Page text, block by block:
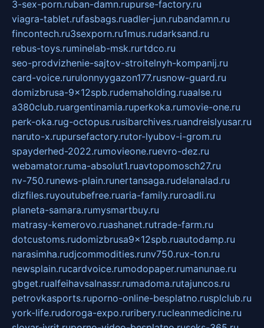
3-sex-porn.ruban-damn.rupurse-factory.ru
viagra-tablet.rufasbags.ruadler-jun.rubandamn.ru
fincontech.ru3sexporn.ru1mus.rudarksand.ru
rebus-toys.ruminelab-msk.rurtdco.ru
seo-prodvizhenie-sajtov-stroitelnyh-kompanij.ru
card-voice.rurulonnyygazon177.rusnow-guard.ru
domizbrusa-9x12spb.rudemaholding.ruaalse.ru
a380club.ruargentinamia.ruperkoka.rumovie-one.ru
perk-oka.rug-octopus.rusibarchives.ruandreislyusar.ru
naruto-x.rupursefactory.rutor-lyubov-i-grom.ru
spayderhed-2022.rumovieone.ruevro-dez.ru
webamator.ruma-absolut1.ruavtopomosch27.ru
nv-750.runews-plain.runertansaga.rudelanalad.ru
dizfiles.ruyoutubefree.ruaria-family.ruroadli.ru
planeta-samara.rumysmartbuy.ru
matrasy-kemerovo.ruashanet.rutrade-farm.ru
dotcustoms.rudomizbrusa9x12spb.ruautodamp.ru
narasimha.rudjcommodities.runv750.rux-ton.ru
newsplain.rucardvoice.rumodopaper.rumanunae.ru
gbget.rualfeihavsalnassr.rumadoma.rutajuncos.ru
petrovkasports.ruporno-online-besplatno.rusplclub.ru
york-life.rudoroga-expo.ruribery.rucleanmedicine.ru